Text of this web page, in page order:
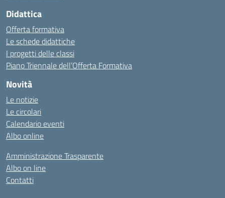
Didattica
Offerta formativa
Le schede didattiche
I progetti delle classi
Piano Triennale dell’Offerta Formativa
Novità
Le notizie
Le circolari
Calendario eventi
Albo online
Amministrazione Trasparente
Albo on line
Contatti